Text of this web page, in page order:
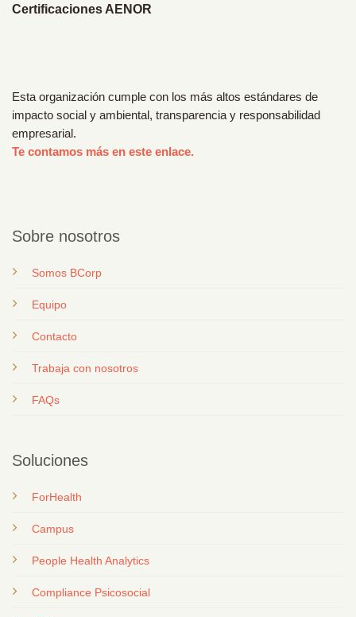
Certificaciones AENOR
Esta organización cumple con los más altos estándares de
impacto social y ambiental, transparencia y responsabilidad
empresarial.
Te contamos más en este enlace.
Sobre nosotros
Somos BCorp
Equipo
Contacto
Trabaja con nosotros
FAQs
Soluciones
ForHealth
Campus
People Health Analytics
Compliance Psicosocial